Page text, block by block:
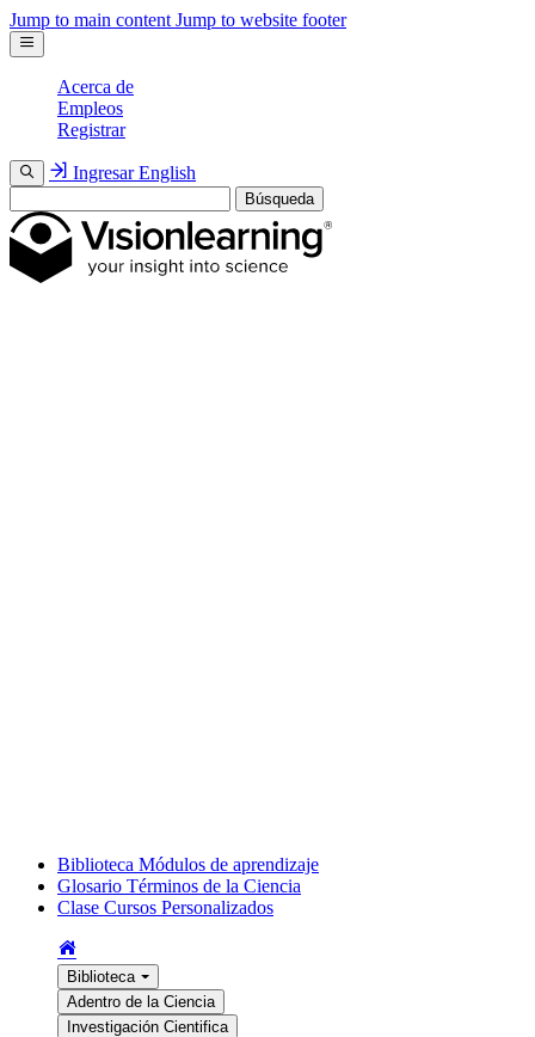
Jump to main content Jump to website footer
Acerca de
Empleos
Registrar
Ingresar English
Búsqueda
Biblioteca Módulos de aprendizaje
Glosario Términos de la Ciencia
Clase Cursos Personalizados
Biblioteca
Adentro de la Ciencia
Investigación Cientifica